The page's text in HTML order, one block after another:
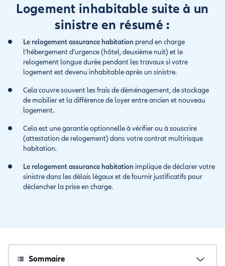
Logement inhabitable suite à un
sinistre en résumé :
Le relogement assurance habitation prend en charge
l’hébergement d’urgence (hôtel, deuxième nuit) et le
relogement longue durée pendant les travaux si votre
logement est devenu inhabitable après un sinistre.
Cela couvre souvent les frais de déménagement, de stockage
de mobilier et la différence de loyer entre ancien et nouveau
logement.
Cela est une garantie optionnelle à vérifier ou à souscrire
(attestation de relogement) dans votre contrat multirisque
habitation.
Le relogement assurance habitation implique de déclarer votre
sinistre dans les délais légaux et de fournir justificatifs pour
déclencher la prise en charge.
Sommaire